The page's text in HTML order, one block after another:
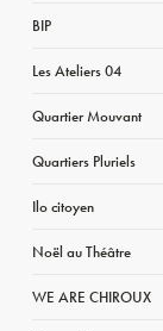
BIP
Les Ateliers 04
Quartier Mouvant
Quartiers Pluriels
Ilo citoyen
Noël au Théâtre
WE ARE CHIROUX